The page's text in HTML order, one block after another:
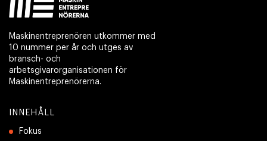
Maskinentreprenören utkommer med
10 nummer per år och utges av
bransch- och
arbetsgivarorganisationen för
Maskinentreprenörerna.
INNEHÅLL
Fokus